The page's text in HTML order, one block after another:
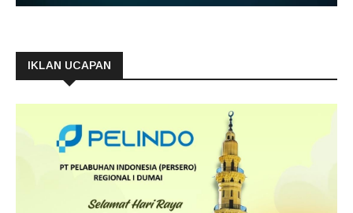
IKLAN UCAPAN